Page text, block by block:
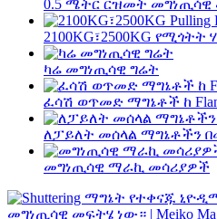
0.5 ሜትር ርዝመት
2100KG፣2500KG
ካሬ መግነጢሳዊ ግሬት
ፈሳሽ ወጥመድ ማግኔቶች ከ
ለፓይለት መሰላል ማግኔቶችን
መግነጢሳዊ ማራኪ መሳሪያዎች